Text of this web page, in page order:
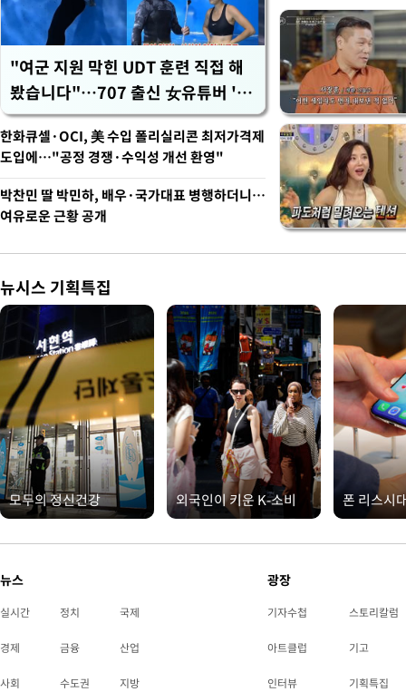
"여군 지원 막힌 UDT 훈련 직접 해
봤습니다"…707 출신 女유튜버 '완
벽 소화'
한화큐셀·OCI, 美 수입 폴리실리콘 최저가격제
도입에…"공정 경쟁·수익성 개선 환영"
박찬민 딸 박민하, 배우·국가대표 병행하더니…
여유로운 근황 공개
뉴시스 기획특집
모두의 정신건강 외국인이 키운 K-소비 폰 리스시
뉴스
실시간 정치 국제
경제 금융 산업
사회 수도권 지방
광장
기자수첩 스토리칼럼
아트클럽 기고
인터뷰 기획특집